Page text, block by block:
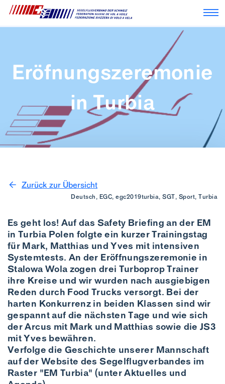
Eröfnungszeremonie
in Turbia
Zurück zur Übersicht
Deutsch, EGC, egc2019turbia, SGT, Sport, Turbia
Es geht los! Auf das Safety Briefing an der EM
in Turbia Polen folgte ein kurzer Trainingstag
für Mark, Matthias und Yves mit intensiven
Systemtests. An der Eröffnungszeremonie in
Stalowa Wola zogen drei Turboprop Trainer
ihre Kreise und wir wurden nach ausgiebigen
Reden durch Food Trucks versorgt. Bei der
harten Konkurrenz in beiden Klassen sind wir
gespannt auf die nächsten Tage und wie sich
der Arcus mit Mark und Matthias sowie die JS3
mit Yves bewähren.
Verfolge die Geschichte unserer Mannschaft
auf der Website des Segelflugverbandes im
Raster "EM Turbia" (unter Aktuelles und